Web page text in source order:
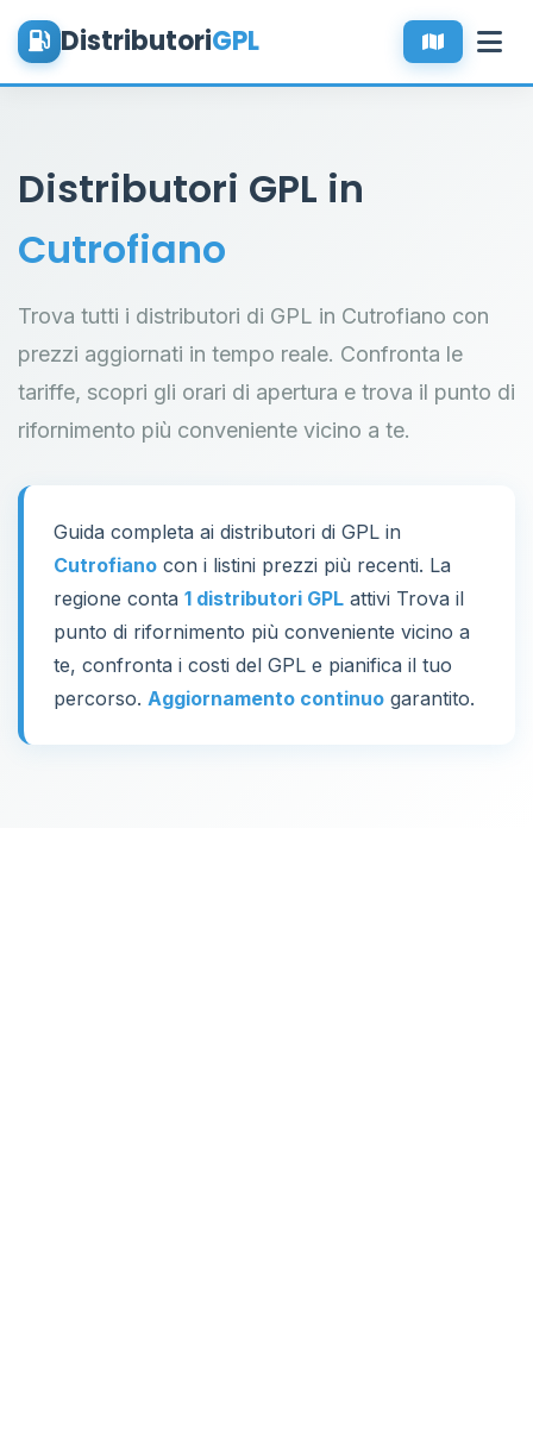
DistributoriGPL
Distributori GPL in
Cutrofiano
Trova tutti i distributori di GPL in Cutrofiano con
prezzi aggiornati in tempo reale. Confronta le
tariffe, scopri gli orari di apertura e trova il punto di
rifornimento più conveniente vicino a te.
Guida completa ai distributori di GPL in
Cutrofiano con i listini prezzi più recenti. La
regione conta 1 distributori GPL attivi Trova il
punto di rifornimento più conveniente vicino a
te, confronta i costi del GPL e pianifica il tuo
percorso. Aggiornamento continuo garantito.